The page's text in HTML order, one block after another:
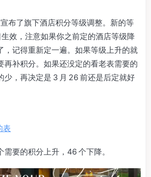
布了旗下酒店积分等级调整。新的等
效，注意如果你之前定的酒店等级降
，记得重新定一遍。如果等级上升的就
再补积分。如果还没定的看老表需要的
少，再决定是 3 月 26 前还是后定就好
表
需要的积分上升，46 个下降。